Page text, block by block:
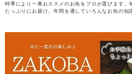
時季により一番おススメのお魚をプロが選びます
たっぷりにお届け。年間を通していろんなお魚の知